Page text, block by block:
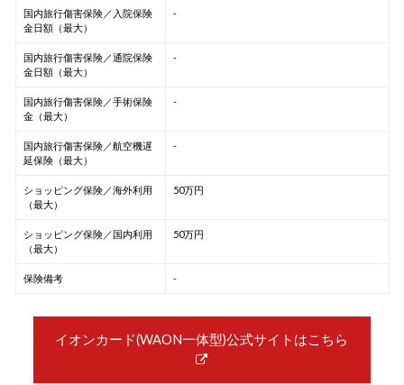
国内旅行傷害保険／入院保険
金日額（最大）
-
国内旅行傷害保険／通院保険
金日額（最大）
-
国内旅行傷害保険／手術保険
金（最大）
-
国内旅行傷害保険／航空機遅
延保険（最大）
-
ショッピング保険／海外利用
（最大）
50万円
ショッピング保険／国内利用
（最大）
50万円
保険備考 -
イオンカード(WAON一体型)公式サイトはこちら